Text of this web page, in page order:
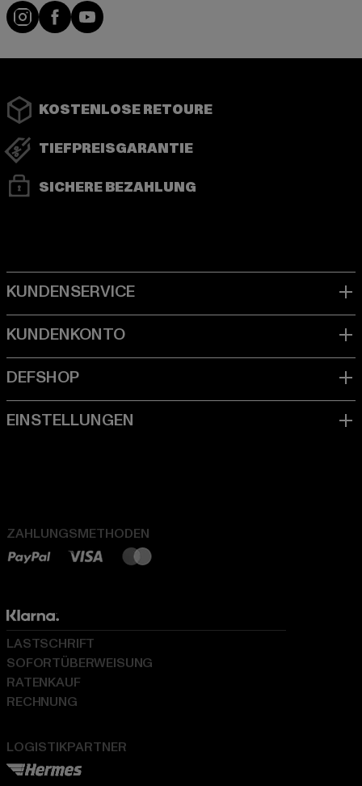
Instagram
FacebookYouTube
KOSTENLOSE RETOURE
TIEFPREISGARANTIE
SICHERE BEZAHLUNG
ZAHLUNGSMETHODEN
LOGISTIKPARTNER
LASTSCHRIFT
SOFORTÜBERWEISUNG
RATENKAUF
RECHNUNG